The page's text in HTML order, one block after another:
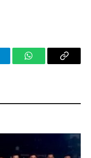
WhatsAppCopy